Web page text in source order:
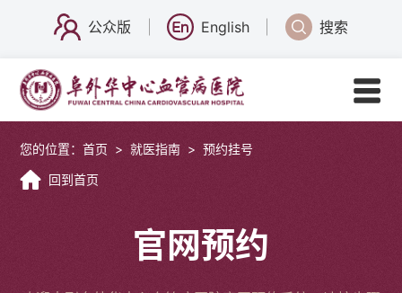
公众版 English 搜索
您的位置：首页 > 就医指南 > 预约挂号
回到首页
官网预约